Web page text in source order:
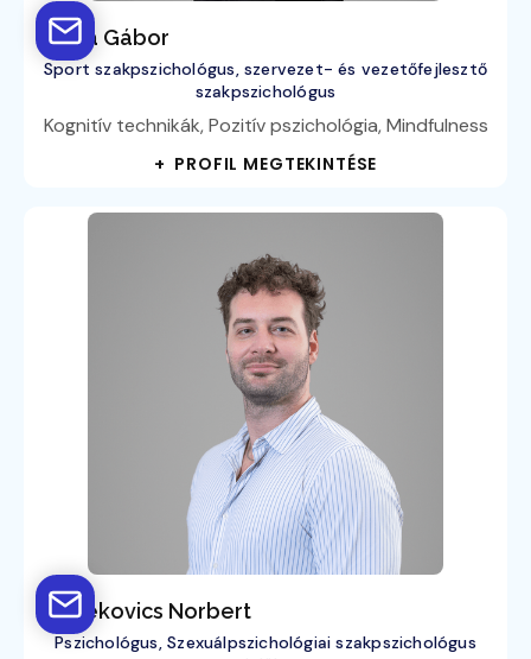
Barta Gábor
Sport szakpszichológus, szervezet- és vezetőfejlesztő
szakpszichológus
Kognitív technikák, Pozitív pszichológia, Mindfulness
+ PROFIL MEGTEKINTÉSE
Bedekovics Norbert
Pszichológus, Szexuálpszichológiai szakpszichológus